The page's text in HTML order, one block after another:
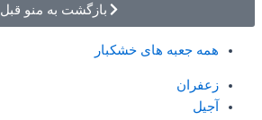
بازگشت به منو قبل
همه جعبه های خشکبار
زعفران
آجیل